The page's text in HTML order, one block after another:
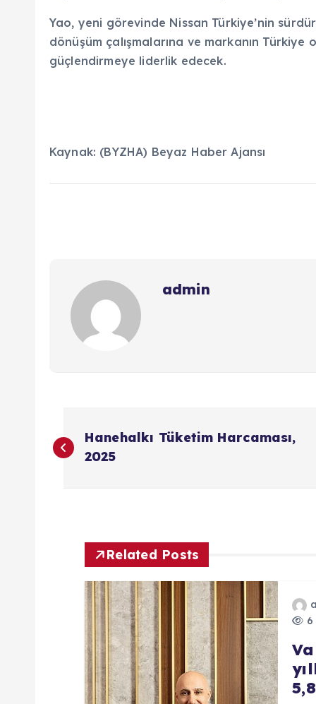
Yao, yeni görevinde Nissan Türkiye’nin
dönüşüm çalışmalarına ve markanın
güçlendirmeye liderlik edecek.
Kaynak: (BYZHA) Beyaz Haber Ajansı
admin
Y
a
Hanehalkı Tüketim Harcaması,
2025
Related Posts
6